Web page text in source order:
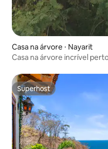
Casa na árvore ⋅ Nayarit
Casa na árvore incrível
Superhost
Superhost